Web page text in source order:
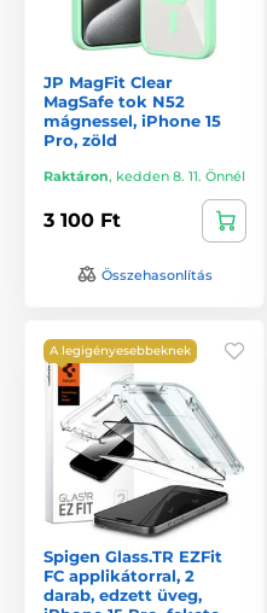
JP MagFit Clear
MagSafe tok N52
mágnessel, iPhone 15
Pro, zöld
Raktáron, kedden 8. 11. Önnél
3 100 Ft
Összehasonlítás
A legigényesebbeknek
Spigen Glass.TR EZFit
FC applikátorral, 2
darab, edzett üveg,